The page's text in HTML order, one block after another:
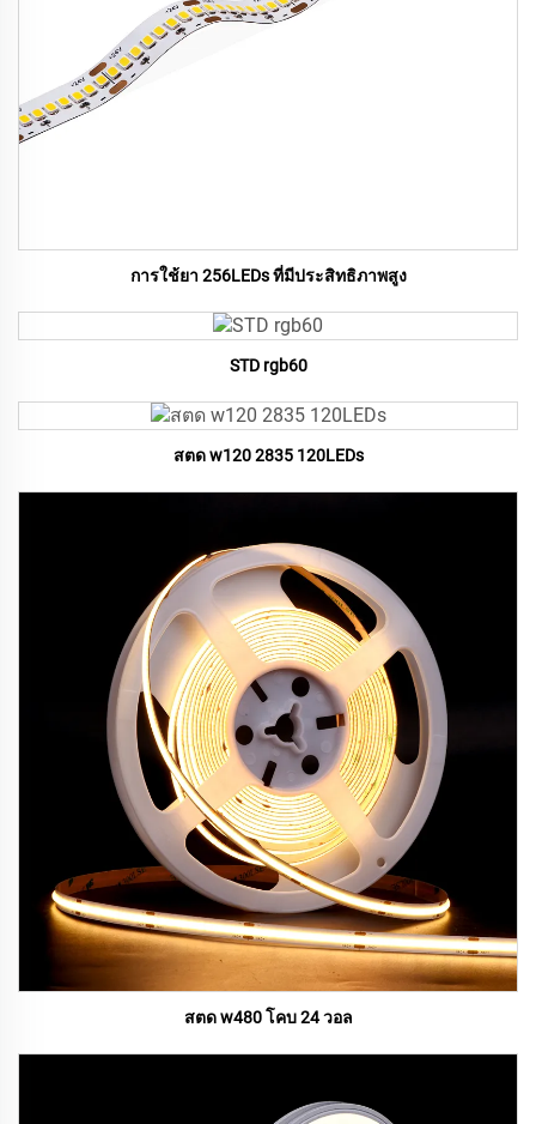
การใช้ยา 256LEDs ที่มีประสิทธิภาพสูง
STD rgb60
สตด w120 2835 120LEDs
สตด w480 โคบ 24 วอล